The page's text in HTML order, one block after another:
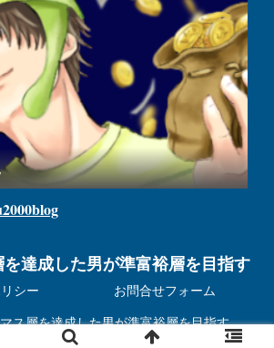
達成した男が準富裕層を目指す
シー お問合せフォーム
ス層を達成した男が準富裕層を目指す.